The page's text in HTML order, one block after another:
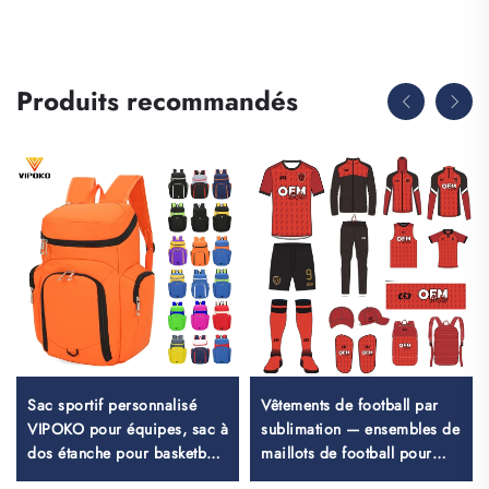
Produits recommandés
Sac sportif personnalisé
VIPOKO pour équipes, sac à
dos étanche pour basketball
avec logo, sac sportif
Vêtements de football par
sublimation — ensembles de
maillots de football pour
entraînement masculin,